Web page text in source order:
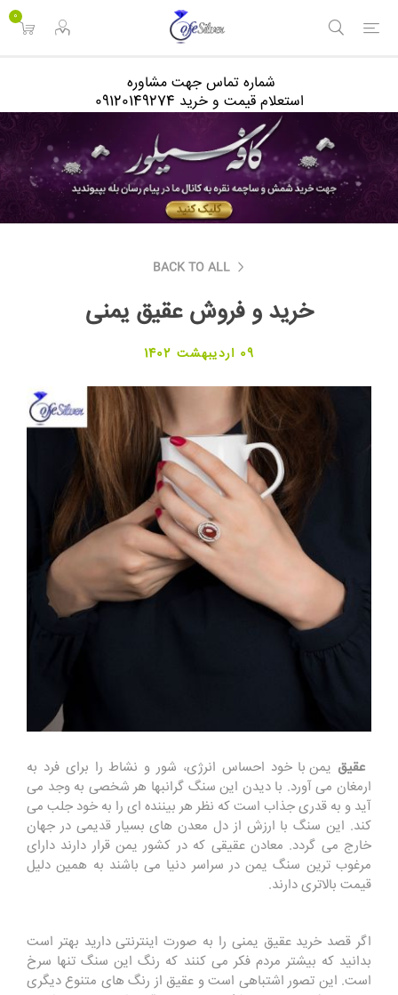
0
شماره تماس جهت مشاوره
استعلام قیمت و خرید 09120149274
BACK TO ALL
خرید و فروش عقیق یمنی
09 اردیبهشت 1402
عقیق یمن با خود احساس انرژی، شور و نشاط را برای فرد به
ارمغان می آورد. با دیدن این سنگ گرانبها هر شخصی به وجد می
آید و به قدری جذاب است که نظر هر بیننده ای را به خود جلب می
کند. این سنگ با ارزش از دل معدن های بسیار قدیمی در جهان
خارج می گردد. معادن عقیقی که در کشور یمن قرار دارند دارای
مرغوب ترین سنگ یمن در سراسر دنیا می باشند به همین دلیل
قیمت بالاتری دارند.
اگر قصد خرید عقیق یمنی را به صورت اینترنتی دارید بهتر است
بدانید که بیشتر مردم فکر می کنند که رنگ این سنگ تنها سرخ
است. این تصور اشتباهی است و عقیق از رنگ های متنوع دیگری